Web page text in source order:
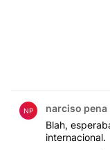
NP narciso pena
Blah,
internacional.